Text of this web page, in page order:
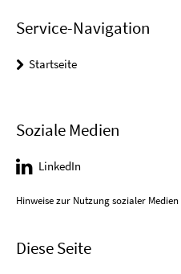
Service-Navigation
Startseite
Soziale Medien
LinkedIn
Hinweise zur Nutzung sozialer Medien
Diese Seite